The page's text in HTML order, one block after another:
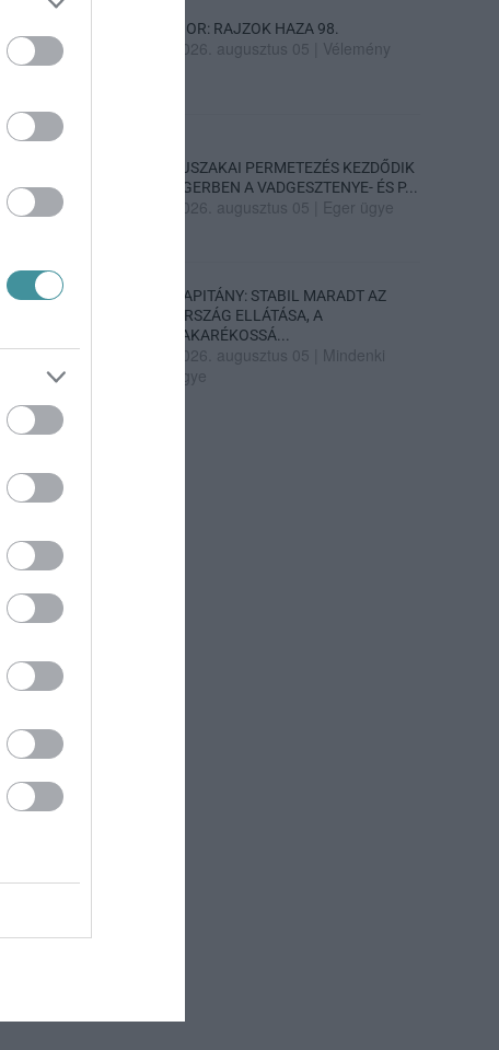
SIOR: RAJZOK HAZA 98.
2026. augusztus 05 Vélemény
ÉJSZAKAI PERMETEZÉS KEZDŐDIK
EGERBEN A VADGESZTENYE- ÉS P...
2026. augusztus 05 Eger ügye
KAPITÁNY: STABIL MARADT AZ
ORSZÁG ELLÁTÁSA, A
TAKARÉKOSSÁ...
2026. augusztus 05
Mindenki
ügye